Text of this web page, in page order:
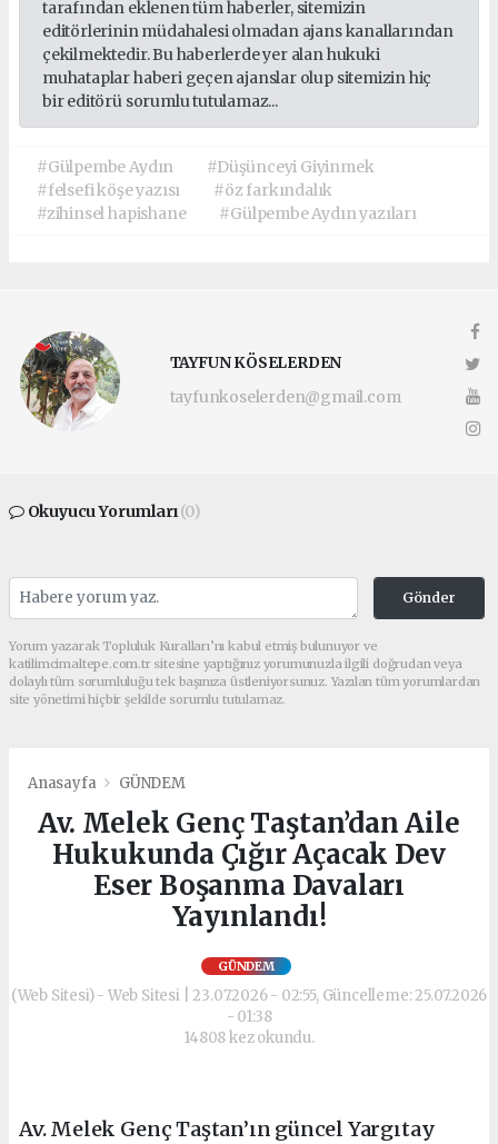
tarafından eklenen tüm haberler, sitemizin
editörlerinin müdahalesi olmadan ajans kanallarından
çekilmektedir. Bu haberlerde yer alan hukuki
muhataplar haberi geçen ajanslar olup sitemizin hiç
bir editörü sorumlu tutulamaz...
#Gülpembe Aydın
#Düşünceyi Giyinmek
#felsefi köşe yazısı
#öz farkındalık
#zihinsel hapishane
#Gülpembe Aydın yazıları
TAYFUN KÖSELERDEN
tayfunkoselerden@gmail.com
Okuyucu Yorumları(0)
Gönder
Yorum yazarak Topluluk Kuralları’nı kabul etmiş bulunuyor ve
katilimcimaltepe.com.tr sitesine yaptığınız yorumunuzla ilgili doğrudan veya
dolaylı tüm sorumluluğu tek başınıza üstleniyorsunuz. Yazılan tüm yorumlardan
site yönetimi hiçbir şekilde sorumlu tutulamaz.
Anasayfa GÜNDEM
Av. Melek Genç Taştan’dan Aile
Hukukunda Çığır Açacak Dev
Eser Boşanma Davaları
Yayınlandı!
GÜNDEM
(Web Sitesi) - Web Sitesi | 23.07.2026 - 02:55, Güncelleme: 25.07.2026
- 01:38
14808 kez okundu.
Av. Melek Genç Taştan’ın güncel Yargıtay